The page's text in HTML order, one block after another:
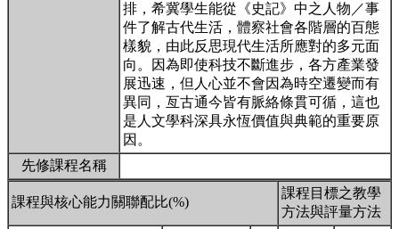
排，希冀學生能從《史記》中之人物／事
件了解古代生活，體察社會各階層的百態
樣貌，由此反思現代生活所應對的多元面
向。因為即使科技不斷進步，各方產業發
展迅速，但人心並不會因為時空遷變而有
異同，亙古通今皆有脈絡條貫可循，這也
是人文學科深具永恆價值與典範的重要原
因。
先修課程名稱
課程與核心能力關聯配比(%)
課程目標之教學
方法與評量方法